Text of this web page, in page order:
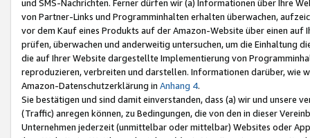
und SMS-Nachrichten. Ferner dürfen wir (a) Informationen über Ihre
von Partner-Links und Programminhalten erhalten überwachen,
vor dem Kauf eines Produkts auf der Amazon-Website über einen
prüfen, überwachen und anderweitig untersuchen, um die Einhaltung
die auf Ihrer Website dargestellte Implementierung von
reproduzieren, verbreiten und darstellen. Informationen darüber, wie
Amazon-Datenschutzerklärung in Anhang 4.
Sie bestätigen und sind damit einverstanden, dass (a) wir und
(Traffic) anregen können, zu Bedingungen, die von den in dieser
Unternehmen jederzeit (unmittelbar oder mittelbar) Websites oder